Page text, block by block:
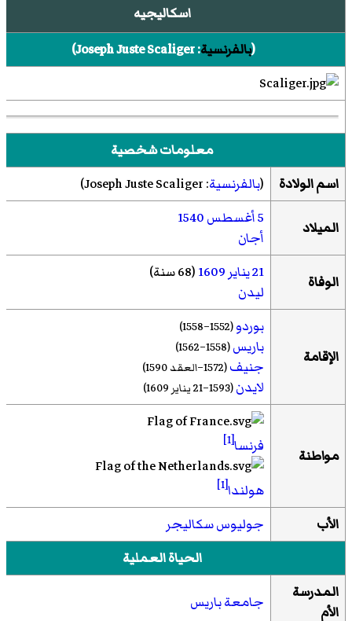
اسكاليجيه
(بالفرنسية:
Joseph Juste Scaliger
)‏
معلومات شخصية
اسم الولادة
(بالفرنسية:
Joseph Juste Scaliger
)‏
الميلاد 5 أغسطس
1540
أجان
الوفاة 21 يناير 1609(68 سنة)
ليدن
الإقامة
بوردو(1552–1558)
باريس(1558–1562)
جنيف(1572–العقد 1590)
لايدن(1593–21 يناير 1609)
مواطنة فرنسا[1]
هولندا[1]
الأب
جوليوس سكاليجر
الحياة العملية
المدرسة
الأم
جامعة باريس